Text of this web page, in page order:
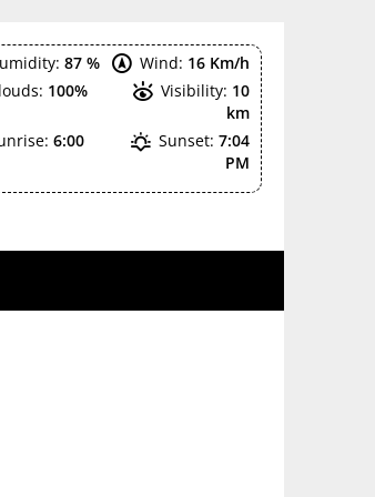
87 % Wind: 16 Km/h
100% Visibility: 10
km
6:00
Sunset: 7:04
PM